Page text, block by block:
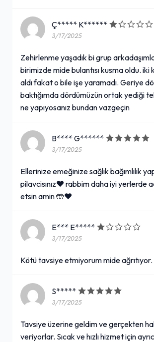
Ç***** K******
3/17/2025
Zehirlenme yaşadık bi grup
birimizde mide bulantısı kusma oldu. iki
aldı fakat o bile işe yaramadı. Geriye
baktığımda dördümüzün ortak yediği
ne yapıyosanız bundan vazgeçin
B**** G******
3/17/2025
Ellerinize emeğinize sağlık bağımlılık
pilavcisınız❤️ rabbim daha iyi yerlerde
etsin amin 🤲❤️
E*** E*****
3/17/2025
Kötü tavsiye etmiyorum mide ağrıtıyor.
S*****
3/17/2025
Tavsiye üzerine geldim ve gerçekten
veriyorlar. Sıcak ve hızlı hizmet için